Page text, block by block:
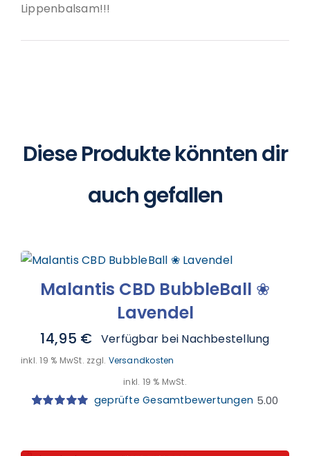
Lippenbalsam!!!
Diese Produkte könnten dir
auch gefallen
Malantis CBD BubbleBall ❀
Lavendel
14,95 € Verfügbar bei Nachbestellung
inkl. 19 % MwSt. zzgl. Versandkosten
inkl. 19 % MwSt.
auf
geprüfte Gesamtbewertungen 5.00